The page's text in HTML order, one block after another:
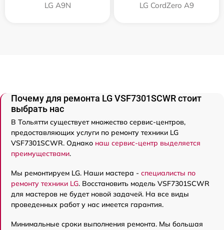
LG A9N LG CordZero A9
Почему для ремонта LG VSF7301SCWR стоит
выбрать нас
В Тольятти существует множество сервис-центров,
предоставляющих услуги по ремонту техники LG
VSF7301SCWR. Однако наш сервис-центр выделяется
преимуществами.
Мы ремонтируем LG. Наши мастера - специалисты по
ремонту техники LG. Восстановить модель VSF7301SCWR
для мастеров не будет новой задачей. На все виды
проведенных работ у нас имеется гарантия.
Минимальные сроки выполнения ремонта. Мы большая